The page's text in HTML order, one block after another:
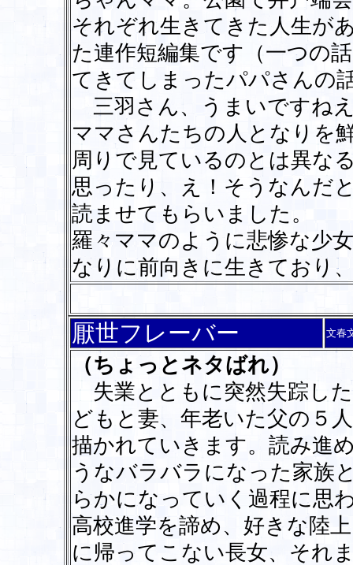
それぞれ生きてきた人生が
た連作短編集です（一つの
てきてしまったパパさんの
三羽さん、うまいですね
ママさんたちの人となりを
周りで見ているのとは異な
思ったり、え！そうなんだ
読ませてもらいました。
羅々ママのように悲惨な少
なりに前向きに生きており
厭世フレーバー 文春
（ちょっとネタばれ）
失業とともに突然失踪し
どもと妻、年老いた父の５
描かれていきます。読み進
うなバラバラになった家族
らかになっていく過程に思
高校進学を諦め、好きな陸
に帰ってこない長女、それ